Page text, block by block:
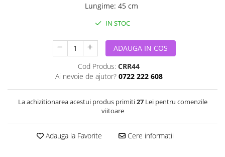
Lungime: 45 cm
IN STOC
ADAUGA IN COS
Cod Produs: CRR44
Ai nevoie de ajutor? 0722 222 608
La achizitionarea acestui produs primiti27Lei pentru comenzile
viitoare
Adauga la Favorite Cere informatii